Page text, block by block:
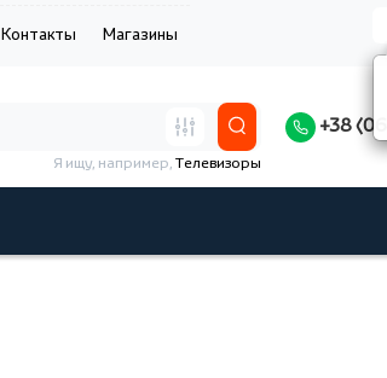
Контакты Магазины
+38
Я ищу, например,Телевизоры